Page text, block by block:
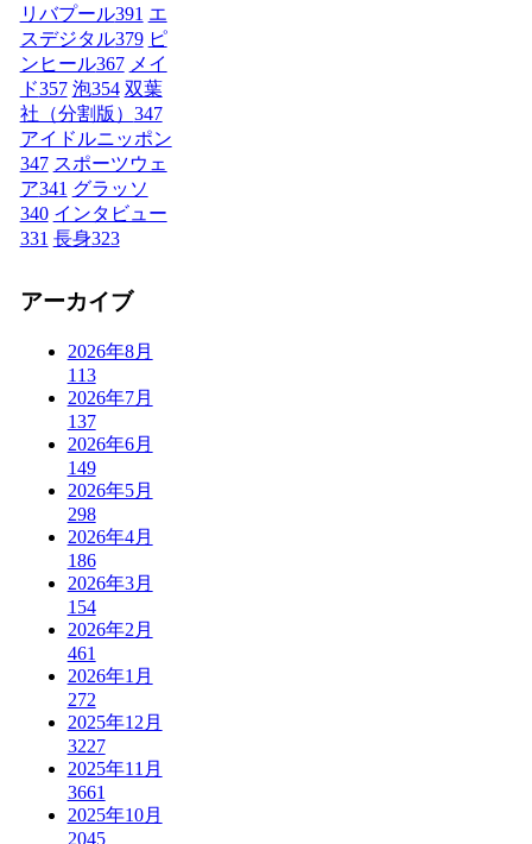
リバプール391 エ
スデジタル379 ピ
ンヒール367 メイ
ド357 泡354 双葉
社（分割版） 347
アイドルニッポン
347 スポーツウェ
ア341 グラッソ
340 インタビュー
331 長身323
アーカイブ
2026年8月
113
2026年7月
137
2026年6月
149
2026年5月
298
2026年4月
186
2026年3月
154
2026年2月
461
2026年1月
272
2025年12月
3227
2025年11月
3661
2025年10月
2045